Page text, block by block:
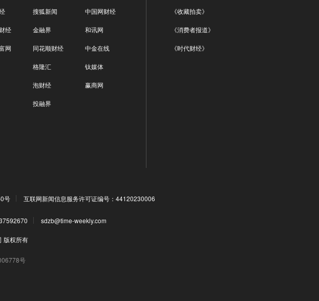
搜狐新闻 中国网财经
经 金融界 和讯网
网 同花顺财经 中金在线
格隆汇 钛媒体
泡财经 赢商网
投融界
《收藏拍卖》
《消费者报道》
《时代财经》
号 互联网新闻信息服务许可证编号：44120230006
sdzb@time-weekly.com
版权所有
号